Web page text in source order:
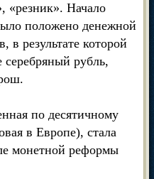
«резник». Начало
положено денежной
результате которой
рубль,
по десятичному
в Европе), стала
монетной реформы